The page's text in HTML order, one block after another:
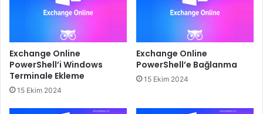
Exchange Online
PowerShell’i Windows
Terminale Ekleme
15 Ekim 2024
Exchange Online
PowerShell’e Bağlanma
15 Ekim 2024